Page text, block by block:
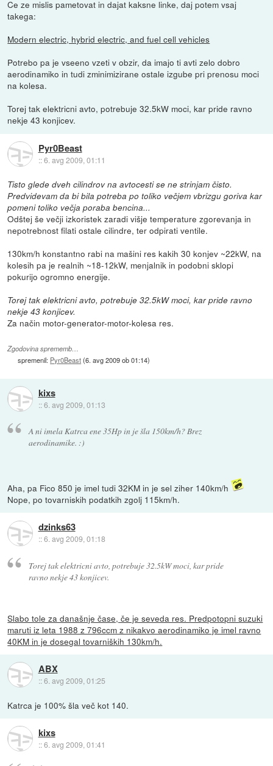
Ce ze mislis pametovat in dajat kaksne linke, daj potem vsaj
takega:
Modern electric, hybrid electric, and fuel cell vehicles
Potrebo pa je vseeno vzeti v obzir, da imajo ti avti zelo dobro
aerodinamiko in tudi zminimizirane ostale izgube pri prenosu moci
na kolesa.
Torej tak elektricni avto, potrebuje 32.5kW moci, kar pride ravno
nekje 43 konjicev.
Pyr0Beast
::6. avg 2009, 01:11
Tisto glede dveh cilindrov na avtocesti se ne strinjam čisto.
Predvidevam da bi bila potreba po toliko večjem vbrizgu goriva kar
pomeni toliko večja poraba bencina...
Odštej še večji izkoristek zaradi višje temperature zgorevanja in
nepotrebnost filati ostale cilindre, ter odpirati ventile.
130km/h konstantno rabi na mašini res kakih 30 konjev ~22kW, na
kolesih pa je realnih ~18-12kW, menjalnik in podobni sklopi
pokurijo ogromno energije.
Torej tak elektricni avto, potrebuje 32.5kW moci, kar pride ravno
nekje 43 konjicev.
Za način motor-generator-motor-kolesa res.
Zgodovina sprememb…
spremenil: Pyr0Beast(6. avg 2009 ob 01:14)
kixs
::6. avg 2009, 01:13
A ni imela Katrca ene 35Hp in je šla 150km/h? Brez
aerodinamike. :)
Aha, pa Fico 850 je imel tudi 32KM in je sel ziher 140km/h
Nope, po tovarniskih podatkih zgolj 115km/h.
dzinks63
::6. avg 2009, 01:18
Torej tak elektricni avto, potrebuje 32.5kW moci, kar pride
ravno nekje 43 konjicev.
Slabo tole za današnje čase, če je seveda res. Predpotopni suzuki
maruti iz leta 1988 z 796ccm z nikakvo aerodinamiko je imel ravno
40KM in je dosegal tovarniških 130km/h.
ABX
::6. avg 2009, 01:25
Katrca je 100% šla več kot 140.
kixs
::6. avg 2009, 01:41